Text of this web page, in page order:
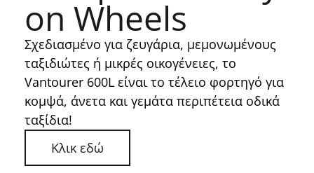
on Wheels
Σχεδιασμένο για ζευγάρια, μεμονωμένους
ταξιδιώτες ή μικρές οικογένειες, το
Vantourer 600L είναι το τέλειο φορτηγό για
κομψά, άνετα και γεμάτα περιπέτεια οδικά
ταξίδια!
Κλικ εδώ